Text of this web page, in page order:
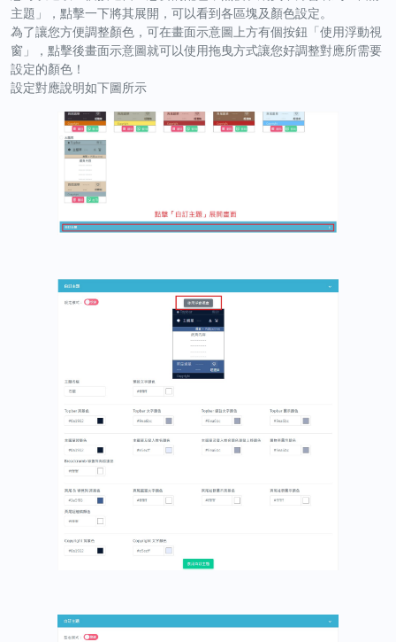
主題」，點擊一下將其展開，可以看到各區塊及顏色設定。
為了讓您方便調整顏色，可在畫面示意圖上方有個按鈕「使用浮動視
窗」，點擊後畫面示意圖就可以使用拖曳方式讓您好調整對應所需要
設定的顏色！
設定對應說明如下圖所示